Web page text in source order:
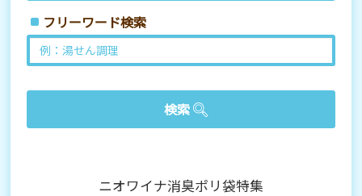
フリーワード検索
ニオワイナ消臭ポリ袋特集